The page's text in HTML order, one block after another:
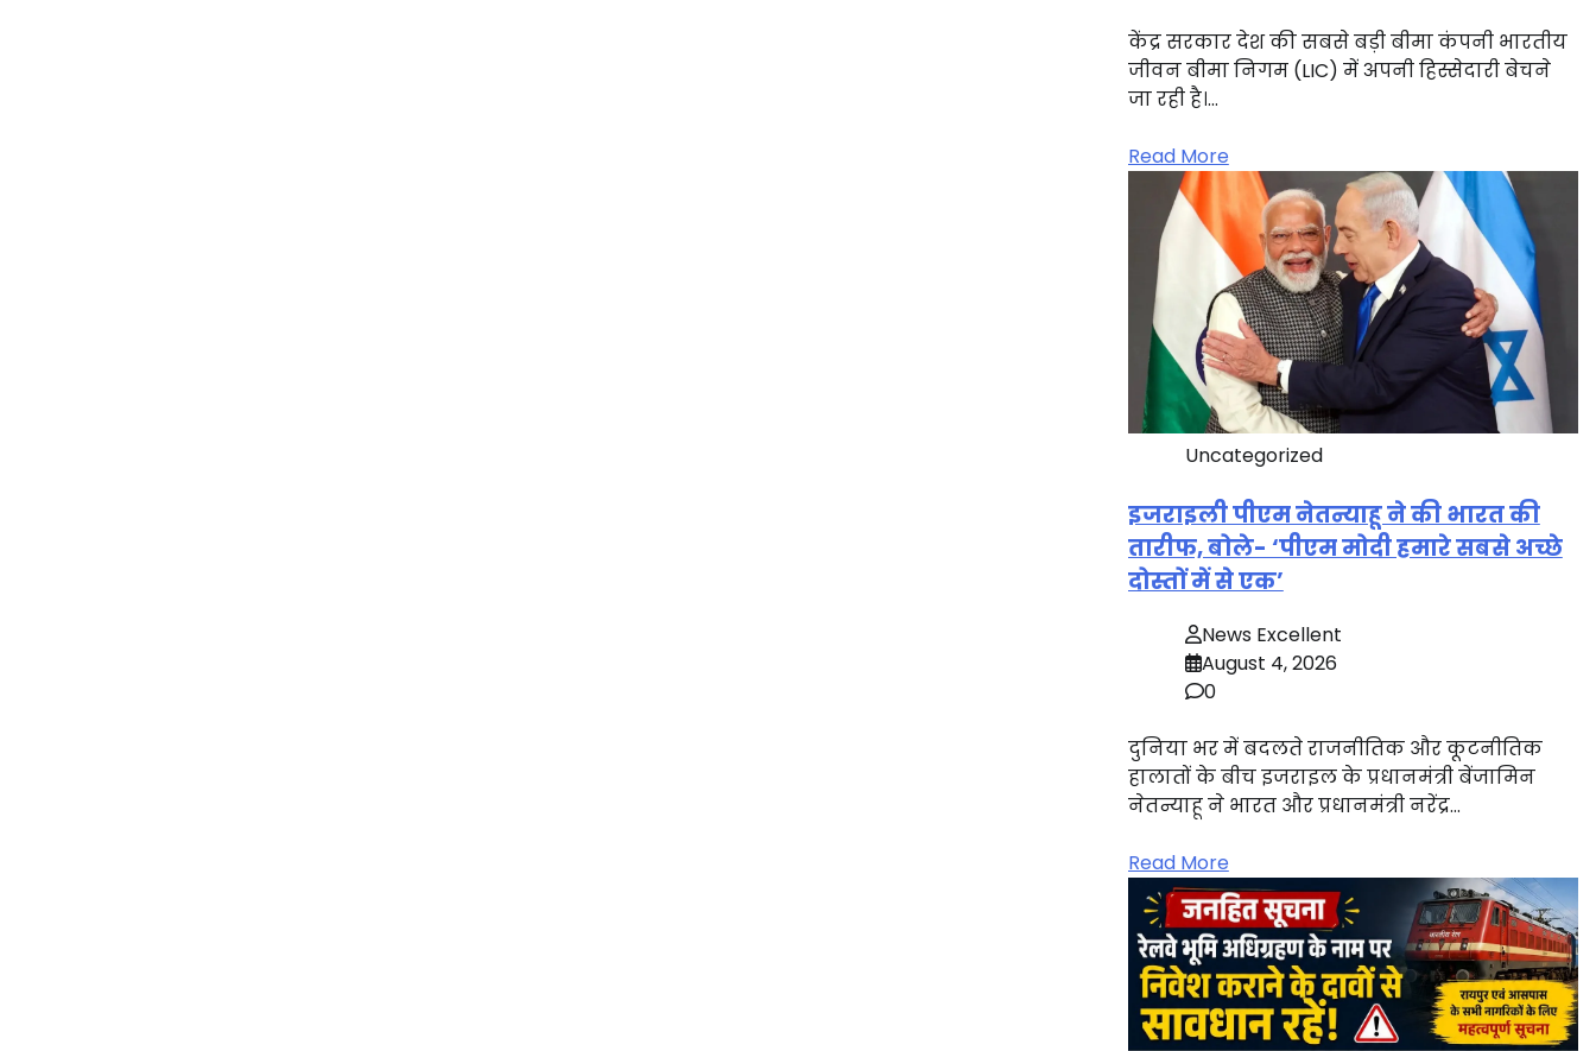
केंद्र सरकार देश की सबसे बड़ी बीमा कंपनी भारतीय
जीवन बीमा निगम (LIC) में अपनी हिस्सेदारी बेचने
जा रही है।…
Read More
Uncategorized
इजराइली पीएम नेतन्याहू ने की भारत की
तारीफ, बोले- ‘पीएम मोदी हमारे सबसे अच्छे
दोस्तों में से एक’
News Excellent
August 4, 2026
0
दुनिया भर में बदलते राजनीतिक और कूटनीतिक
हालातों के बीच इजराइल के प्रधानमंत्री बेंजामिन
नेतन्याहू ने भारत और प्रधानमंत्री नरेंद्र…
Read More